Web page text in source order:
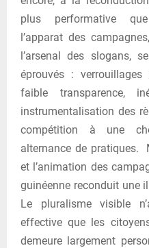
plus performative
l’apparat des
l’arsenal des slogans,
éprouvés : verrouillages
faible transparence,
instrumentalisation des
compétition à une
alternance de pratiques.
et l’animation des
guinéenne reconduit une
Le pluralisme visible
effective que les
demeure largement